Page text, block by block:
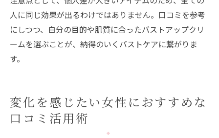
人に同じ効果が出るわけではありません。口コミを参考
にしつつ、自分の目的や肌質に合ったバストアップクリ
ームを選ぶことが、納得のいくバストケアに繋がりま
す。
変化を感じたい女性におすすめな
口コミ活用術